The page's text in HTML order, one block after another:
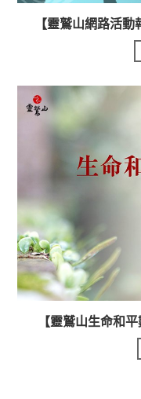
【靈鷲山網路活
【靈鷲山生命和